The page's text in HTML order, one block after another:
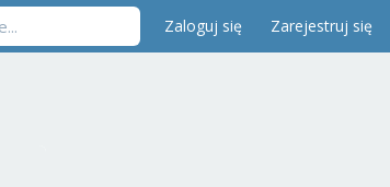
Zaloguj się Zarejestruj się